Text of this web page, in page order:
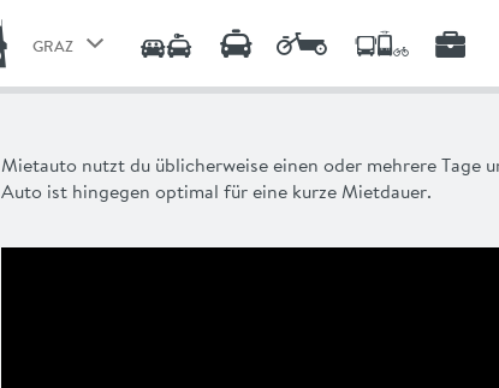
GRAZ
STEIRISCHER ZENTRALRAUM
Mietauto nutzt du üblicherweise einen oder mehrere Tage
Auto ist hingegen optimal für eine kurze Mietdauer.